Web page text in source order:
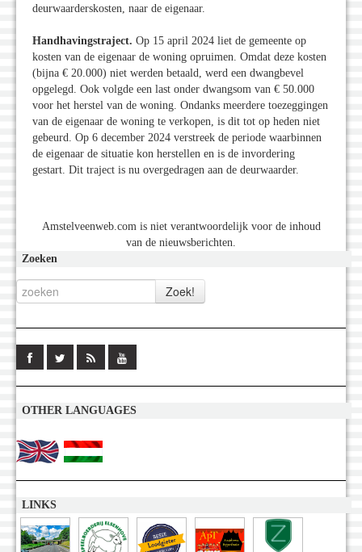
deurwaarderskosten, naar de eigenaar.
Handhavingstraject. Op 15 april 2024 liet de gemeente op
kosten van de eigenaar de woning opruimen. Omdat deze kosten
(bijna € 20.000) niet werden betaald, werd een dwangbevel
opgelegd. Ook volgde een last onder dwangsom van € 50.000
voor het herstel van de woning. Ondanks meerdere toezeggingen
van de eigenaar de woning te verkopen, is dit tot op heden niet
gebeurd. Op 6 december 2024 verstreek de periode waarbinnen
de eigenaar de situatie kon herstellen en is de invordering
gestart. Dit traject is nu overgedragen aan de deurwaarder.
Amstelveenweb.com is niet verantwoordelijk voor de inhoud
van de nieuwsberichten.
Zoeken
OTHER LANGUAGES
LINKS